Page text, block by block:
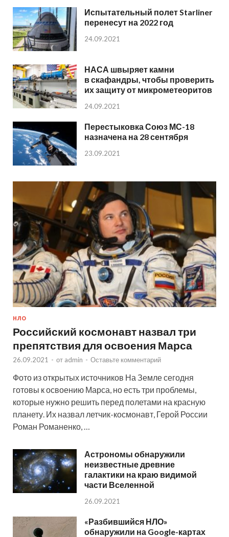
Испытательный полет Starliner
перенесут на 2022 год
24.09.2021
НАСА швыряет камни
в скафандры, чтобы проверить
их защиту от микрометеоритов
24.09.2021
Перестыковка Союз МС-18
назначена на 28 сентября
23.09.2021
НЛО
Российский космонавт назвал три
препятствия для освоения Марса
26.09.2021 - от admin - Оставьте комментарий
Фото из открытых источников На Земле сегодня
готовы к освоению Марса, но есть три проблемы,
которые нужно решить перед полетами на красную
планету. Их назвал летчик-космонавт, Герой России
Роман Романенко, …
Астрономы обнаружили
неизвестные древние
галактики на краю видимой
части Вселенной
26.09.2021
«Разбившийся НЛО»
обнаружили на Google-картах